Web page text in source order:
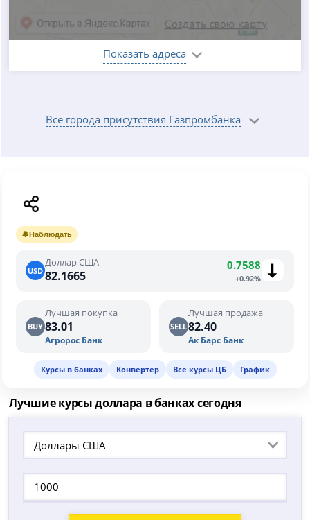
Показать адреса
Все города присутствия Газпромбанка
🔔Наблюдать
USD
Доллар США
82.1665
0.7588
+0.92%
BUY
Лучшая покупка
83.01
Агророс Банк
SELL
Лучшая продажа
82.40
Ак Барс Банк
Курсы в банках Конвертер Все курсы ЦБ График
Лучшие курсы доллара в банках сегодня
Доллары США